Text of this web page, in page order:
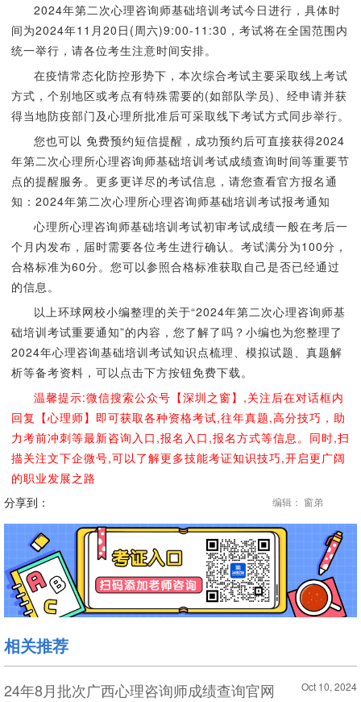
2024年第二次心理咨询师基础培训考试今日进行，具体时
间为2024年11月20日(周六)9:00-11:30，考试将在全国范围内
统一举行，请各位考生注意时间安排。
在疫情常态化防控形势下，本次综合考试主要采取线上考试
方式，个别地区或考点有特殊需要的(如部队学员)、经申请并获
得当地防疫部门及心理所批准后可采取线下考试方式同步举行。
您也可以 免费预约短信提醒，成功预约后可直接获得2024
年第二次心理所心理咨询师基础培训考试成绩查询时间等重要节
点的提醒服务。更多更详尽的考试信息，请您查看官方报名通
知：2024年第二次心理所心理咨询师基础培训考试报考通知
心理所心理咨询师基础培训考试初审考试成绩一般在考后一
个月内发布，届时需要各位考生进行确认。考试满分为100分，
合格标准为60分。您可以参照合格标准获取自己是否已经通过
的信息。
以上环球网校小编整理的关于“2024年第二次心理咨询师基
础培训考试重要通知”的内容，您了解了吗？小编也为您整理了
2024年心理咨询基础培训考试知识点梳理、模拟试题、真题解
析等备考资料，可以点击下方按钮免费下载。
温馨提示:微信搜索公众号【深圳之窗】,关注后在对话框内
回复【心理师】即可获取各种资格考试,往年真题,高分技巧，助
力考前冲刺等最新咨询入口,报名入口,报名方式等信息。同时,扫
描关注文下企微号,可以了解更多技能考证知识技巧,开启更广阔
的职业发展之路
分享到：
编辑： 窗弟
相关推荐
24年8月批次广西心理咨询师成绩查询官网 Oct 10, 2024